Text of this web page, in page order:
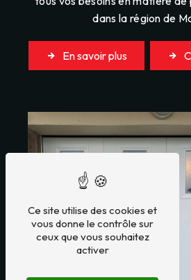
dans la région de
En savoir plus
Ce site utilise des cookies et
vous donne le contrôle sur
ceux que vous souhaitez
activer